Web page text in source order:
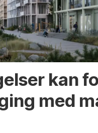
kan
med